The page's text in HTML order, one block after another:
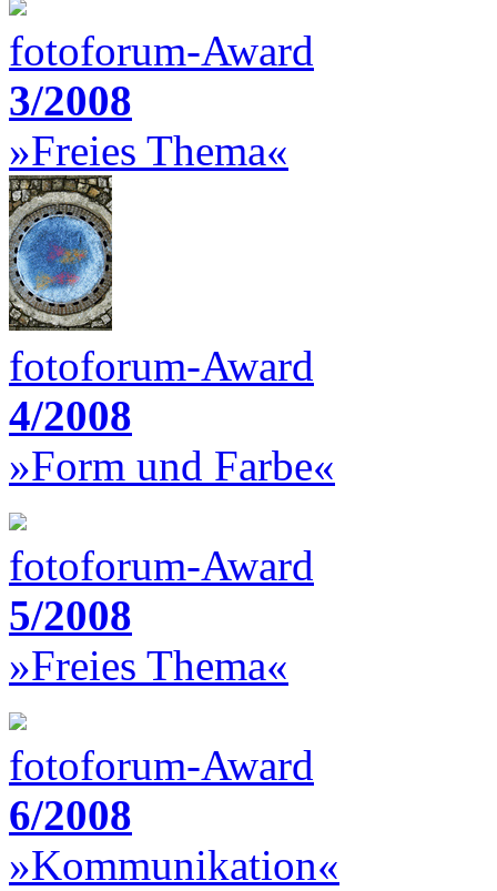
fotoforum-Award
3/2008
»Freies Thema«
fotoforum-Award
4/2008
»Form und Farbe«
fotoforum-Award
5/2008
»Freies Thema«
fotoforum-Award
6/2008
»Kommunikation«